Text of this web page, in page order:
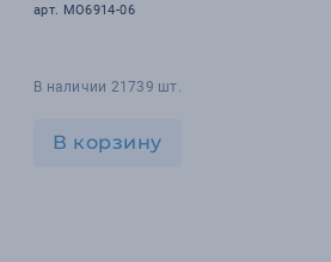
арт. MO6914-06
В наличии 21739 шт.
В корзину